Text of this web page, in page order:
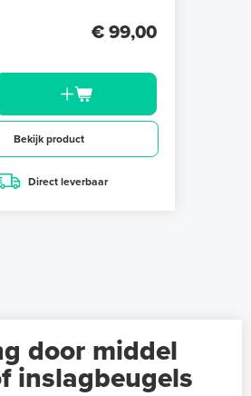
€ 99,00
Bekijk product
Direct leverbaar
door middel
inslagbeugels